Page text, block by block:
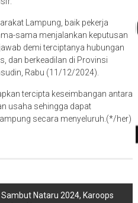
sama menjalankan keputusan
demi terciptanya hubungan
dan berkeadilan di Provinsi
Rabu (11/12/2024).
usaha sehingga dapat
secara menyeluruh.(*/her)
Nataru 2024, Karoops
Nataru